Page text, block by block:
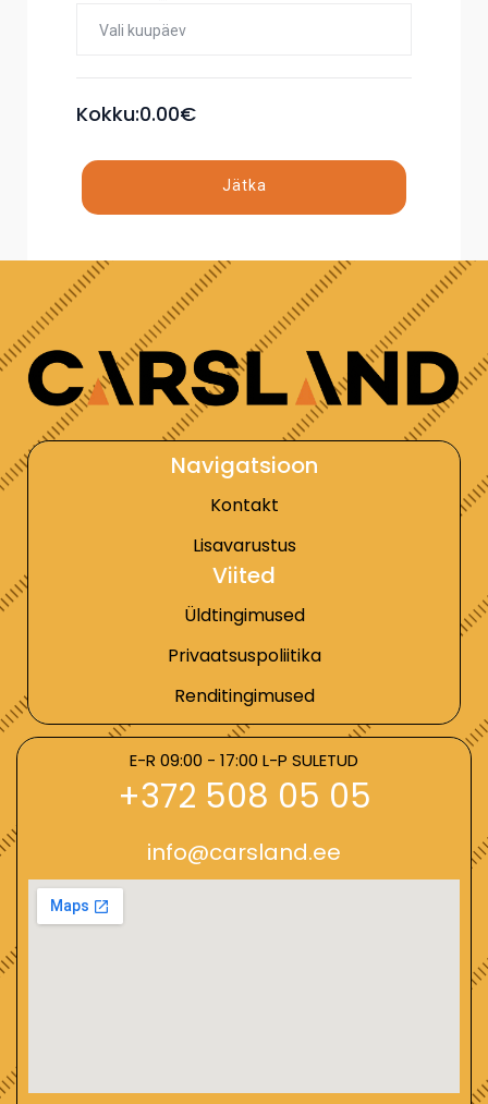
Kokku:0.00€
Jätka
Navigatsioon
Kontakt
Lisavarustus
Viited
Üldtingimused
Privaatsuspoliitika
Renditingimused
E-R 09:00 - 17:00 L-P SULETUD
+372 508 05 05
info@carsland.ee